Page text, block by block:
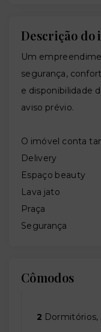
Descrição do
Um
segurança,
e disponibilidade
aviso prévio.
O imóvel conta
Delivery
Espaço beauty
Lava jato
Praça
Segurança
Cômodos
2 Dormitórios,